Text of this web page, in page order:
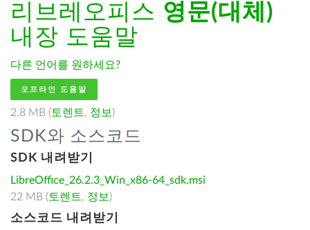
리브레오피스 영문(대체)
내장 도움말
다른 언어를 원하세요?
오프라인 도움말
2.8 MB ( 토렌트, 정보 )
SDK와 소스코드
SDK 내려받기
LibreOffice_26.2.3_Win_x86-64_sdk.msi
22 MB ( 토렌트, 정보 )
소스코드 내려받기